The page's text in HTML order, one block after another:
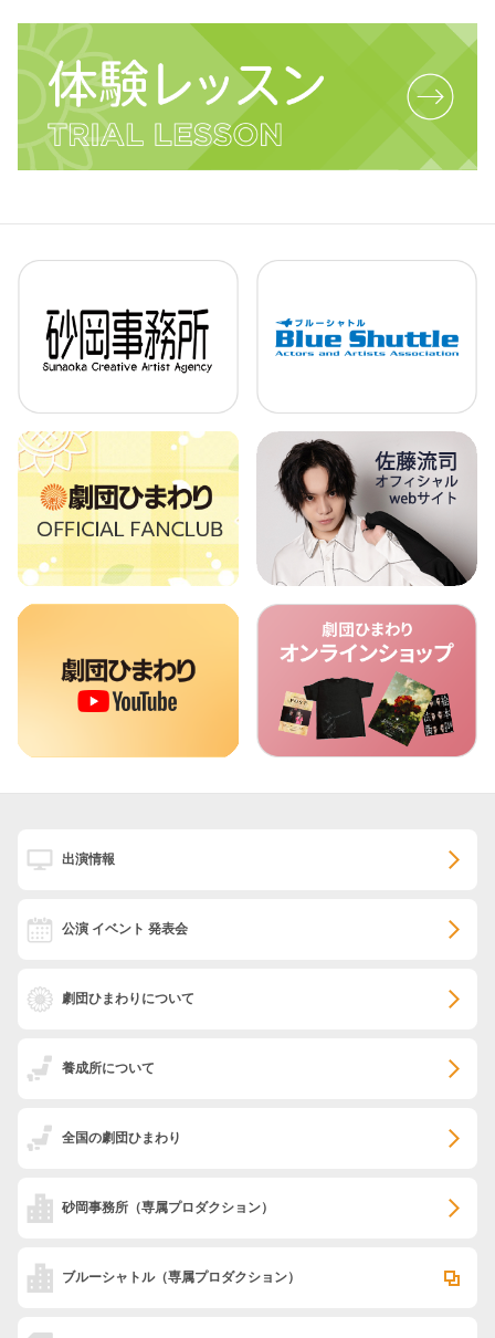
出演情報
公演 イベント 発表会
劇団ひまわりについて
養成所について
全国の劇団ひまわり
砂岡事務所 （専属プロダクション）
ブルーシャトル（専属プロダクション）